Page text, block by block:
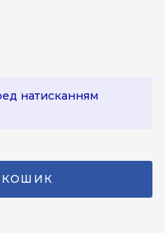
натисканням